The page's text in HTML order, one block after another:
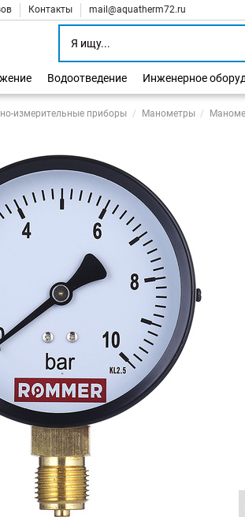
Контакты mail@aquatherm72.ru
Водоотведение Инженерное
измерительные приборы Манометры